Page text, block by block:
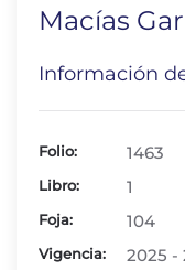
Macías
Información
Folio: 1463
Libro: 1
Foja: 104
Vigencia: 2025 -